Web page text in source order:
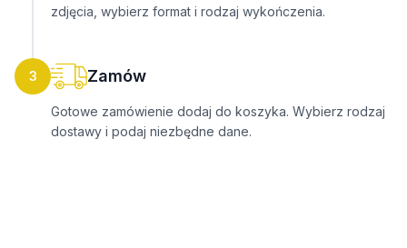
zdjęcia, wybierz format i rodzaj wykończenia.
3 Zamów
Gotowe zamówienie dodaj do koszyka. Wybierz rodzaj
dostawy i podaj niezbędne dane.